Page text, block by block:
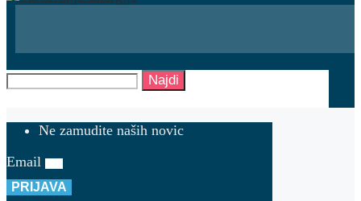
Najdi
Ne zamudite naših novic
Email
PRIJAVA